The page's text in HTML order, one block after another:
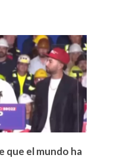
que el mundo ha